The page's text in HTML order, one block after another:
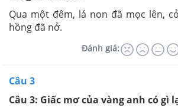
Qua một đêm, lá non đã mọc lên,
hồng đã nở.
Đánh giá:
Câu 3
Câu 3: Giấc mơ của vàng anh có gì